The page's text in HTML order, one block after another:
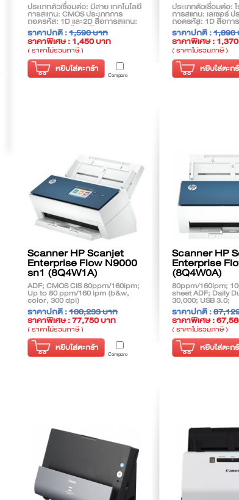
ประเภทตัวเชื่อมต่อ: มีสาย เทคโนโลยี
การสแกน: CMOS ประเภทการ
ถอดรหัส: 1D และ2D สื่อการสแกน:
กระดาษและหน้าจอ พิเศษ: Plug and
Play ขนาดกล่องด้านนอก:
42.5*26*22 (ซม.) กล่องด้านนอกน้ำ
หนักรวม: 3.1กก
ราคาปกติ :1,590 บาท
ราคาพิเศษ : 1,450 บาท
( ราคาไม่รวมภาษี )
หยิบใส่ตะกร้า
Compare
ประเภทตัวเชื่อมต่อ:
การสแกน: เลเซอร์ ป
ถอดรหัส: 1D สื่อกา
การติดตั้ง: Plug and
ราคาปกติ :1,890
ราคาพิเศษ :
( ราคาไม่รวมภาษี )
หยิบใส่ตะก
Scanner HP Scanjet
Enterprise Flow N9000
sn1 (8Q4W1A)
ADF; CMOS CIS 80ppm/160ipm;
Up to 80 ppm/160 ipm (b&w,
color, 300 dpi)
ราคาปกติ :100,233 บาท
ราคาพิเศษ : 77,750 บาท
( ราคาไม่รวมภาษี )
หยิบใส่ตะกร้า
Compare
Scanner HP
Enterprise
(8Q4W0A)
80ppm/160ipm;
sheet ADF; Daily
30,000; USB 3.0;
ราคาปกติ :
ราคาพิเศษ :
( ราคาไม่รวมภาษี )
หยิบใส่ตะก